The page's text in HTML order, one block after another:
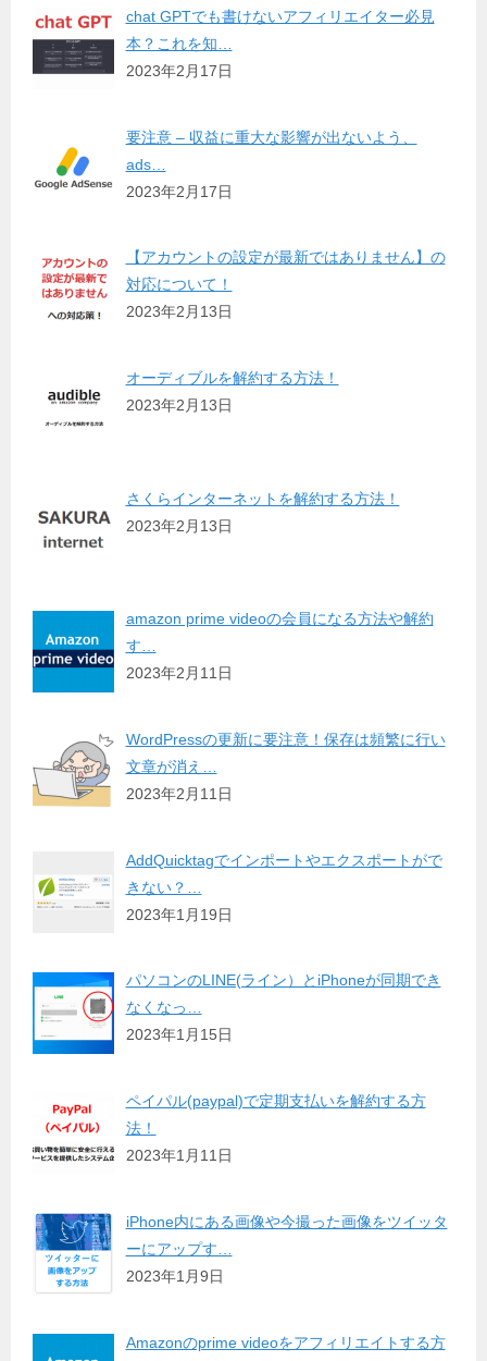
chat GPTでも書けないアフィリエイター必見
本？これを知…
2023年2月17日
要注意 – 収益に重大な影響が出ないよう、
ads…
2023年2月17日
【アカウントの設定が最新ではありません】の
対応について！
2023年2月13日
オーディブルを解約する方法！
2023年2月13日
さくらインターネットを解約する方法！
2023年2月13日
amazon prime videoの会員になる方法や解約
す…
2023年2月11日
WordPressの更新に要注意！保存は頻繁に行い
文章が消え…
2023年2月11日
AddQuicktagでインポートやエクスポートがで
きない？…
2023年1月19日
パソコンのLINE(ライン）とiPhoneが同期でき
なくなっ…
2023年1月15日
ペイパル(paypal)で定期支払いを解約する方
法！
2023年1月11日
iPhone内にある画像や今撮った画像をツイッタ
ーにアップす…
2023年1月9日
Amazonのprime videoをアフィリエイトする方